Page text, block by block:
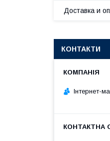
Доставка и
КОНТАКТИ
Інтернет-